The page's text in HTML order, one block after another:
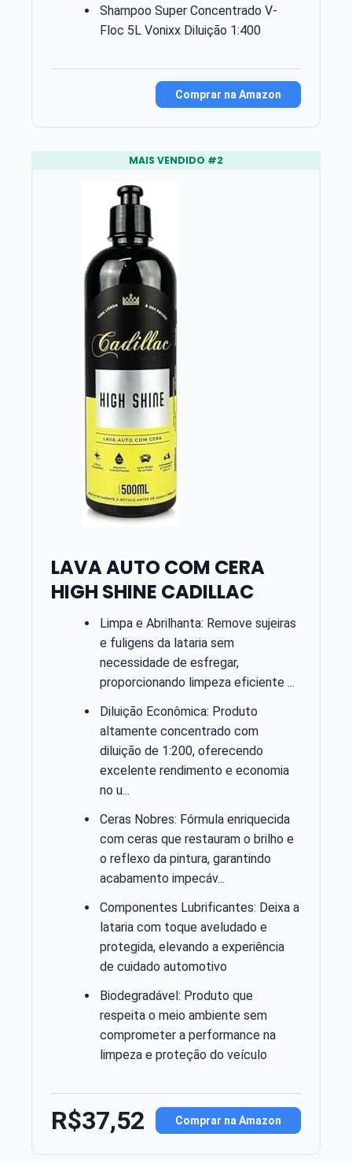
Shampoo Super Concentrado V-
Floc 5L Vonixx Diluição 1:400
Comprar na Amazon
MAIS VENDIDO #2
LAVA AUTO COM CERA
HIGH SHINE CADILLAC
Limpa e Abrilhanta: Remove sujeiras
e fuligens da lataria sem
necessidade de esfregar,
proporcionando limpeza eficiente ...
Diluição Econômica: Produto
altamente concentrado com
diluição de 1:200, oferecendo
excelente rendimento e economia
no u...
Ceras Nobres: Fórmula enriquecida
com ceras que restauram o brilho e
o reflexo da pintura, garantindo
acabamento impecáv...
Componentes Lubrificantes: Deixa a
lataria com toque aveludado e
protegida, elevando a experiência
de cuidado automotivo
Biodegradável: Produto que
respeita o meio ambiente sem
comprometer a performance na
limpeza e proteção do veículo
R$37,52 Comprar na Amazon